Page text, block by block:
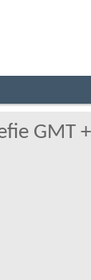
GMT